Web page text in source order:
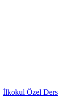
İlkokul Özel Ders